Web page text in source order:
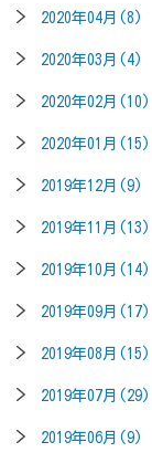
2020年04月(8)
2020年03月(4)
2020年02月(10)
2020年01月(15)
2019年12月(9)
2019年11月(13)
2019年10月(14)
2019年09月(17)
2019年08月(15)
2019年07月(29)
2019年06月(9)